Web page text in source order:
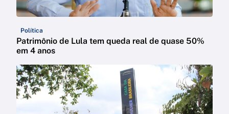
Política
Patrimônio de Lula tem queda real de quase 50%
em 4 anos